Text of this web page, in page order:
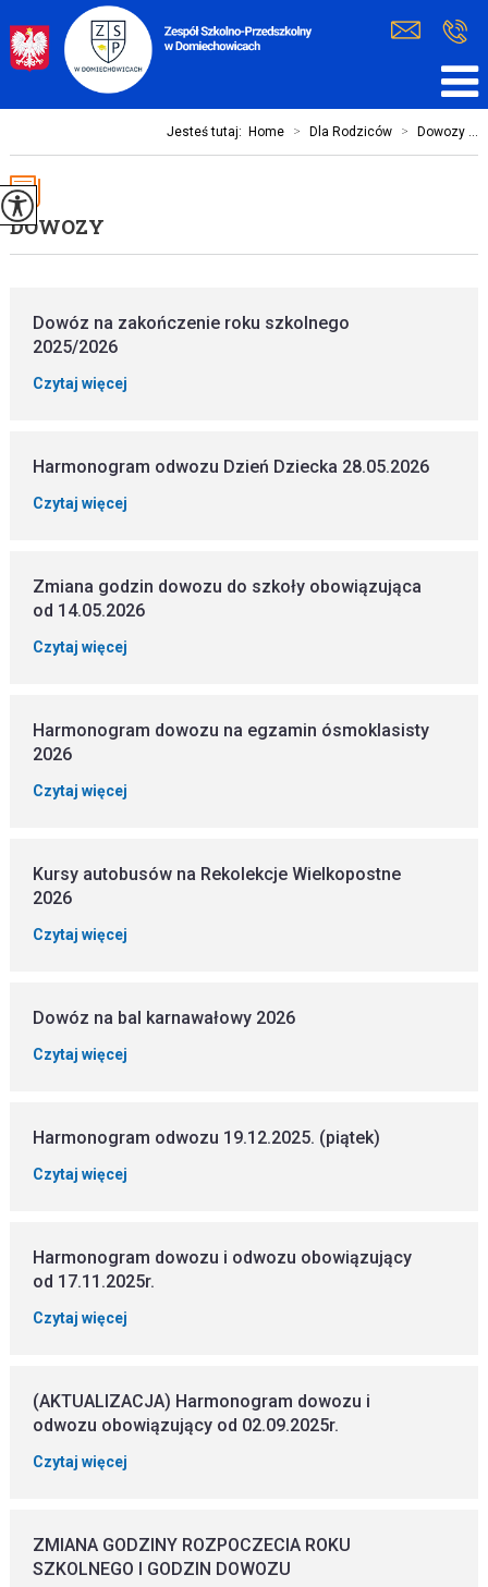
Jesteś tutaj: Home > Dla Rodziców > Dowozy ...
DOWOZY
Dowóz na zakończenie roku szkolnego
2025/2026
Czytaj więcej
Harmonogram odwozu Dzień Dziecka 28.05.2026
Czytaj więcej
Zmiana godzin dowozu do szkoły obowiązująca
od 14.05.2026
Czytaj więcej
Harmonogram dowozu na egzamin ósmoklasisty
2026
Czytaj więcej
Kursy autobusów na Rekolekcje Wielkopostne
2026
Czytaj więcej
Dowóz na bal karnawałowy 2026
Czytaj więcej
Harmonogram odwozu 19.12.2025. (piątek)
Czytaj więcej
Harmonogram dowozu i odwozu obowiązujący
od 17.11.2025r.
Czytaj więcej
(AKTUALIZACJA) Harmonogram dowozu i
odwozu obowiązujący od 02.09.2025r.
Czytaj więcej
ZMIANA GODZINY ROZPOCZECIA ROKU
SZKOLNEGO I GODZIN DOWOZU